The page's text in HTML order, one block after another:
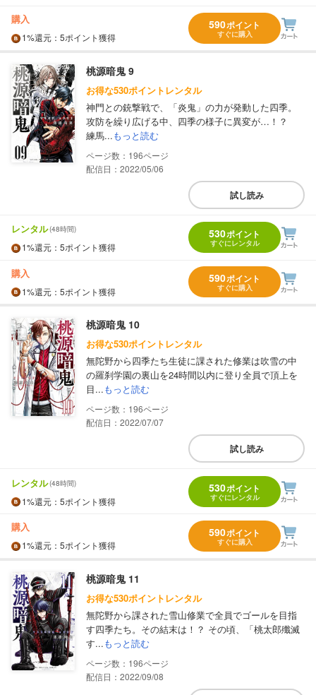
購入
1%還元 ：5ポイント獲得
590ポイント
すぐに購入
桃源暗鬼 9
お得な530ポイントレンタル
神門との銃撃戦で、「炎鬼」の力が発動した四季。
攻防を繰り広げる中、四季の様子に異変が…！？
練馬...もっと読む
196
配信日：2022/05/06
試し読み
レンタル(48時間)
1%還元 ：5ポイント獲得
530ポイント
すぐにレンタル
購入
1%還元 ：5ポイント獲得
590ポイント
すぐに購入
桃源暗鬼 10
お得な530ポイントレンタル
無陀野から四季たち生徒に課された修業は吹雪の中
の羅刹学園の裏山を24時間以内に登り全員で頂上を
目...もっと読む
196
配信日：2022/07/07
試し読み
レンタル(48時間)
1%還元 ：5ポイント獲得
530ポイント
すぐにレンタル
購入
1%還元 ：5ポイント獲得
590ポイント
すぐに購入
桃源暗鬼 11
お得な530ポイントレンタル
無陀野から課された雪山修業で全員でゴールを目指
す四季たち。その結末は！？ その頃、「桃太郎殲滅
す...もっと読む
196
配信日：2022/09/08